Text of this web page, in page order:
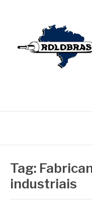
Tag:
industriais